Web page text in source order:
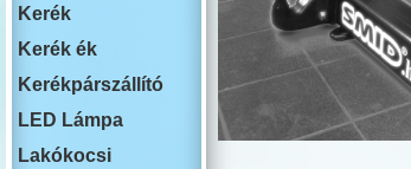
Kerék
Kerék ék
Kerékpárszállító
LED Lámpa
Lakókocsi